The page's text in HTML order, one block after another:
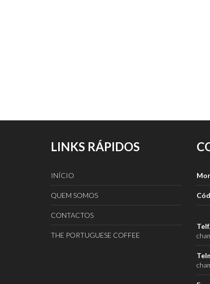
LINKS RÁPIDOS
INÍCIO
QUEM SOMOS
CONTACTOS
THE PORTUGUESE COFFEE